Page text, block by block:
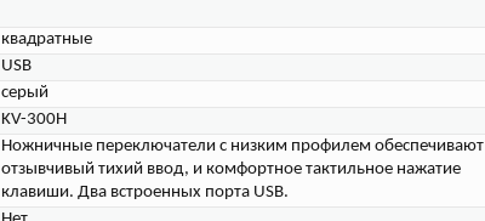
квадратные
USB
серый
KV-300H
Ножничные переключатели с низким профилем обеспечивают
отзывчивый тихий ввод, и комфортное тактильное нажатие
клавиши. Два встроенных порта USB.